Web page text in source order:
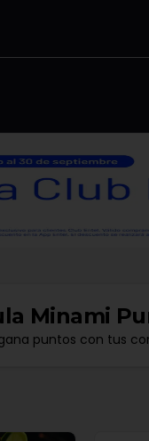
Minami
puntos con tus